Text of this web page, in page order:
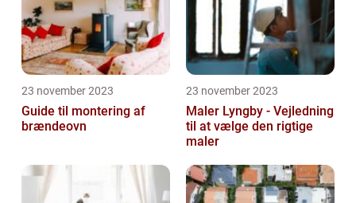
23 november 2023
Guide til montering af
brændeovn
23 november 2023
Maler Lyngby - Vejledning
til at vælge den rigtige
maler